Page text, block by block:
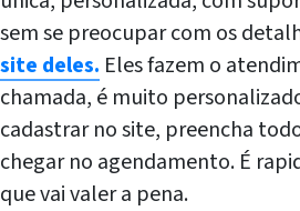
sem se preocupar com os
site deles. Eles fazem o
chamada, é muito
cadastrar no site, preencha
chegar no agendamento. É
que vai valer a pena.